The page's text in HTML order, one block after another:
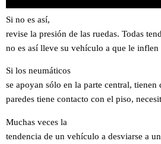
Si no es así,
revise la presión de las ruedas. Todas
no es así lleve su vehículo a que le inflen
Si los neumáticos
se apoyan sólo en la parte central, tienen
paredes tiene contacto con el piso,
Muchas veces la
tendencia de un vehículo a desviarse a